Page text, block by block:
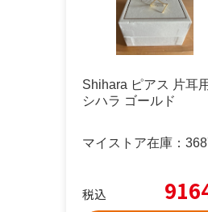
Shihara ピアス 片耳
シハラ ゴールド
マイストア在庫：
税込